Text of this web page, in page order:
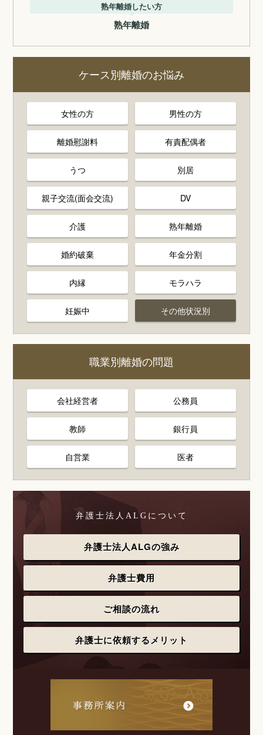
熟年離婚したい方
熟年離婚
ケース別離婚のお悩み
女性の方 男性の方
離婚慰謝料 有責配偶者
うつ 別居
親子交流(面会交流) DV
介護 熟年離婚
婚約破棄 年金分割
内縁 モラハラ
妊娠中 その他状況別
職業別離婚の問題
会社経営者 公務員
教師 銀行員
自営業 医者
弁護士法人ALGについて
弁護士法人ALGの強み
弁護士費用
ご相談の流れ
弁護士に依頼するメリット